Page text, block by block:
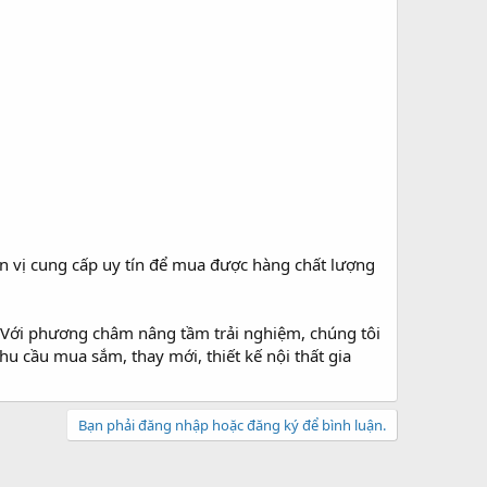
vị cung cấp uy tín để mua được hàng chất lượng
phương châm nâng tầm trải nghiệm, chúng tôi
cầu mua sắm, thay mới, thiết kế nội thất gia
Bạn phải đăng nhập hoặc đăng ký để bình luận.